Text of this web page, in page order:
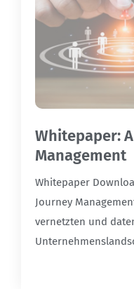
Whitepaper:
Management
Whitepaper
Journey
vernetzten und